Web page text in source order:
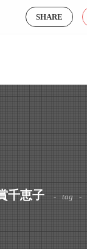
SHARE
千恵子 tag